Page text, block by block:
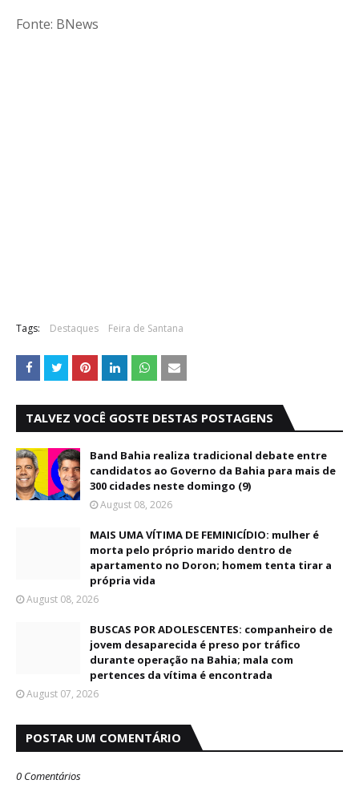
Fonte: BNews
Tags: Destaques Feira de Santana
TALVEZ VOCÊ GOSTE DESTAS POSTAGENS
Band Bahia realiza tradicional debate entre
candidatos ao Governo da Bahia para mais de
300 cidades neste domingo (9)
August 08, 2026
MAIS UMA VÍTIMA DE FEMINICÍDIO: mulher é
morta pelo próprio marido dentro de
apartamento no Doron; homem tenta tirar a
própria vida
August 08, 2026
BUSCAS POR ADOLESCENTES: companheiro de
jovem desaparecida é preso por tráfico
durante operação na Bahia; mala com
pertences da vítima é encontrada
August 07, 2026
POSTAR UM COMENTÁRIO
0 Comentários